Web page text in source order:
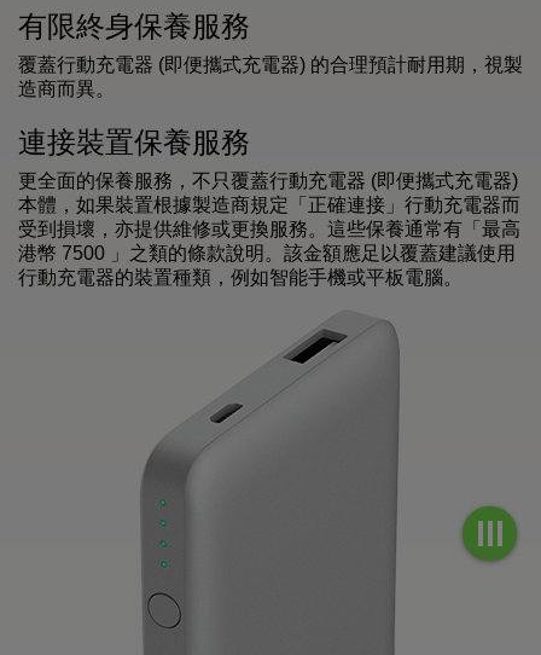
有限終身保養服務
覆蓋行動充電器 (即便攜式充電器) 的合理預計耐用期，視製
造商而異。
連接裝置保養服務
更全面的保養服務，不只覆蓋行動充電器 (即便攜式充電器)
本體，如果裝置根據製造商規定「正確連接」行動充電器而
受到損壞，亦提供維修或更換服務。這些保養通常有「最高
港幣 7500 」之類的條款說明。該金額應足以覆蓋建議使用
行動充電器的裝置種類，例如智能手機或平板電腦。